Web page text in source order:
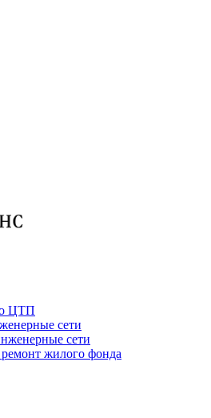
ЦТП
сети
сети
жилого фонда